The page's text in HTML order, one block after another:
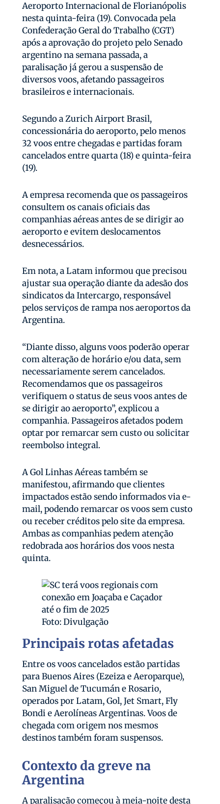
Aeroporto Internacional de Florianópolis
nesta quinta-feira (19). Convocada pela
Confederação Geral do Trabalho (CGT)
após a aprovação do projeto pelo Senado
argentino na semana passada, a
paralisação já gerou a suspensão de
diversos voos, afetando passageiros
brasileiros e internacionais.
Segundo a Zurich Airport Brasil,
concessionária do aeroporto, pelo menos
32 voos entre chegadas e partidas foram
cancelados entre quarta (18) e quinta-feira
(19).
A empresa recomenda que os passageiros
consultem os canais oficiais das
companhias aéreas antes de se dirigir ao
aeroporto e evitem deslocamentos
desnecessários.
Em nota, a Latam informou que precisou
ajustar sua operação diante da adesão dos
sindicatos da Intercargo, responsável
pelos serviços de rampa nos aeroportos da
Argentina.
“Diante disso, alguns voos poderão operar
com alteração de horário e/ou data, sem
necessariamente serem cancelados.
Recomendamos que os passageiros
verifiquem o status de seus voos antes de
se dirigir ao aeroporto”, explicou a
companhia. Passageiros afetados podem
optar por remarcar sem custo ou solicitar
reembolso integral.
A Gol Linhas Aéreas também se
manifestou, afirmando que clientes
impactados estão sendo informados via e-
mail, podendo remarcar os voos sem custo
ou receber créditos pelo site da empresa.
Ambas as companhias pedem atenção
redobrada aos horários dos voos nesta
quinta.
Foto: Divulgação
Principais rotas afetadas
Entre os voos cancelados estão partidas
para Buenos Aires (Ezeiza e Aeroparque),
San Miguel de Tucumán e Rosario,
operados por Latam, Gol, Jet Smart, Fly
Bondi e Aerolíneas Argentinas. Voos de
chegada com origem nos mesmos
destinos também foram suspensos.
Contexto da greve na
Argentina
A paralisação começou à meia-noite desta